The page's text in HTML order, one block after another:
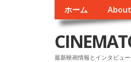
ホーム
最新映画情報とインタビュ